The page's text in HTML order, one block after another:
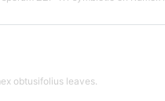
obtusifolius leaves.